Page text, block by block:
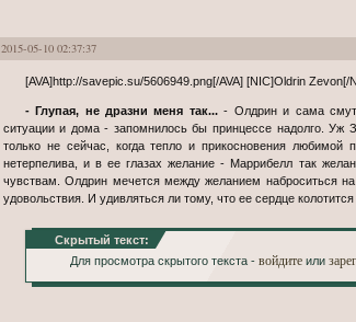
2015-05-10 02:37:37
[AVA]http://savepic.su/5606949.png[/AVA] [NIC]Oldrin Zevon[/
- Глупая, не дразни меня так...- Олдрин и сама
ситуации и дома - запомнилось бы принцессе надолго. Уж
только не сейчас, когда тепло и прикосновения
нетерпелива, и в ее глазах желание - Маррибелл так
чувствам. Олдрин мечется между желанием наброситься
удовольствия. И удивляться ли тому, что ее сердце
Скрытый текст:
Для просмотра скрытого текста - войдитеили